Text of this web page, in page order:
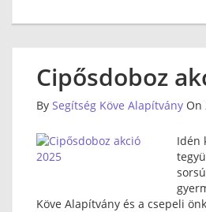
Cipősdoboz
By Segítség Köve Alapítvány On
Idén
Köve Alapítvány és a csepeli